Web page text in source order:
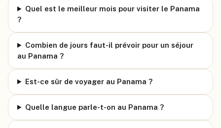
Quel est le meilleur mois pour visiter le Panama
?
Combien de jours faut-il prévoir pour un séjour
au Panama ?
Est-ce sûr de voyager au Panama ?
Quelle langue parle-t-on au Panama ?